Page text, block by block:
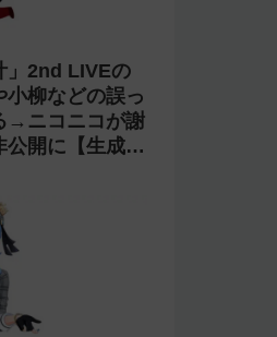
」2nd LIVEの
小柳などの誤っ
→ニコニコが謝
公開に【生成